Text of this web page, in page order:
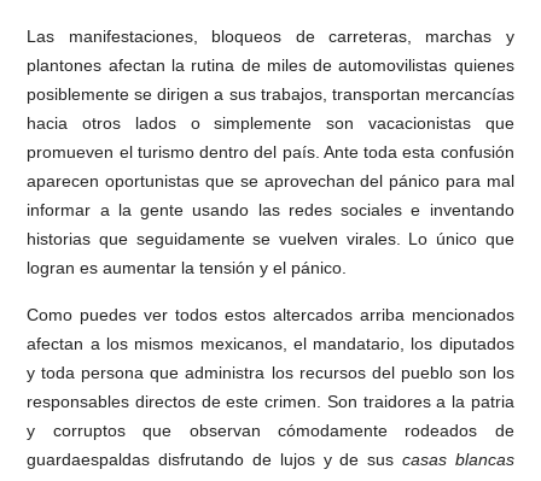
Las manifestaciones, bloqueos de carreteras, marchas y
plantones afectan la rutina de miles de automovilistas quienes
posiblemente se dirigen a sus trabajos, transportan mercancías
hacia otros lados o simplemente son vacacionistas que
promueven el turismo dentro del país. Ante toda esta confusión
aparecen oportunistas que se aprovechan del pánico para mal
informar a la gente usando las redes sociales e inventando
historias que seguidamente se vuelven virales. Lo único que
logran es aumentar la tensión y el pánico.
Como puedes ver todos estos altercados arriba mencionados
afectan a los mismos mexicanos, el mandatario, los diputados
y toda persona que administra los recursos del pueblo son los
responsables directos de este crimen. Son traidores a la patria
y corruptos que observan cómodamente rodeados de
guardaespaldas disfrutando de lujos y de sus casas blancas